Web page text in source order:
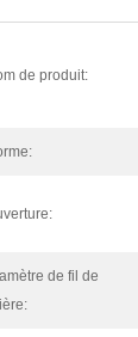
de produit:
de fil de